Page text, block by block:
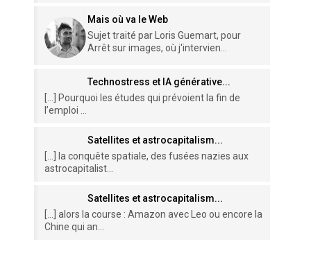
Mais où va le Web
Sujet traité par Loris Guemart, pour
Arrêt sur images, où j'intervien...
Technostress et IA générative...
[…] Pourquoi les études qui prévoient la fin de
l’emploi ...
Satellites et astrocapitalism...
[…] la conquête spatiale, des fusées nazies aux
astrocapitalist...
Satellites et astrocapitalism...
[…] alors la course : Amazon avec Leo ou encore la
Chine qui an...